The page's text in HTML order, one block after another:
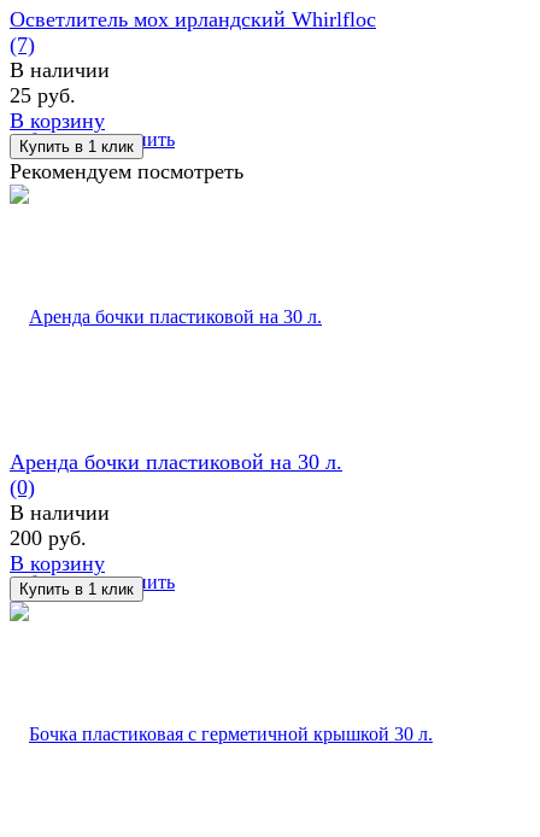
избранное сравнить
Осветлитель мох ирландский Whirlfloc
(7)
В наличии
25 руб.
В корзину
Рекомендуем посмотреть
избранное сравнить
Аренда бочки пластиковой на 30 л.
(0)
В наличии
200 руб.
В корзину